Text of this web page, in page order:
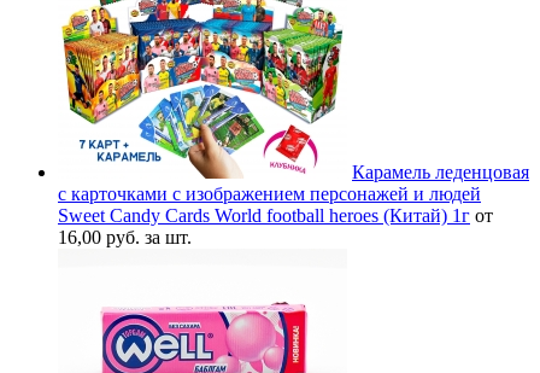
Карамель леденцовая
с карточками с изображением персонажей и людей
Sweet Candy Cards World football heroes (Китай) 1г от
16,00 руб. за шт.